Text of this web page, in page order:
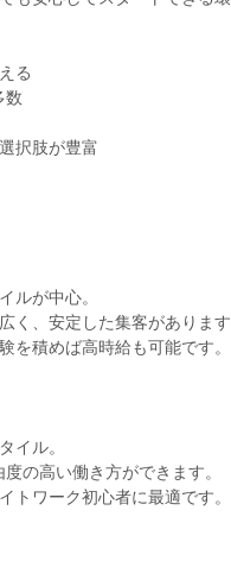
る
数
択肢が豊富
ルが中心。
く、安定した集客がありま
を積めば高時給も可能です。
イル。
の高い働き方ができます。
トワーク初心者に最適です。